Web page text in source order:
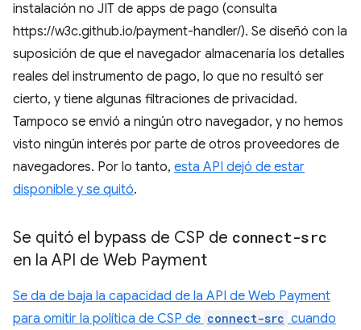
instalación no JIT de apps de pago (consulta
https://w3c.github.io/payment-handler/). Se diseñó con la
suposición de que el navegador almacenaría los detalles
reales del instrumento de pago, lo que no resultó ser
cierto, y tiene algunas filtraciones de privacidad.
Tampoco se envió a ningún otro navegador, y no hemos
visto ningún interés por parte de otros proveedores de
navegadores. Por lo tanto, esta API dejó de estar
disponible y se quitó.
Se quitó el bypass de CSP de connect-src
en la API de Web Payment
Se da de baja la capacidad de la API de Web Payment
para omitir la política de CSP de connect-src cuando